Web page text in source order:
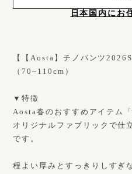
日本国内にお
【【Aosta】チノパンツ
（70~110cm）
▼特徴
Aosta春のおすすめアイテム「
オリジナルファブリックで仕
です。
程よい厚みとすっきりしすぎ